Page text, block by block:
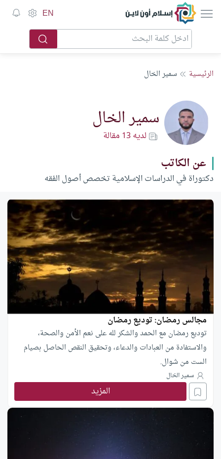
إسلام أون لاين EN
الرئيسية سمير الخال
سمير الخال
لديه 13 مقالة
عن الكاتب
دكتوراة في الدراسات الإسلامية تخصص أصول الفقه
مجالس رمضان: توديع رمضان
توديع رمضان مع الحمد والشكر لله على نعم الأمن والصحة،
والاستفادة من العبادات والدعاء، وتحقيق النقص الحاصل بصيام
الست من شوال.
سمير الخال
المزيد